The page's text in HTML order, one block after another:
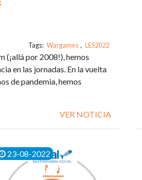
Tags: Wargames , LES2022
(¡allá por 2008!), hemos
en las jornadas. En la vuelta
de pandemia, hemos
VER NOTICIA
23-08-2022